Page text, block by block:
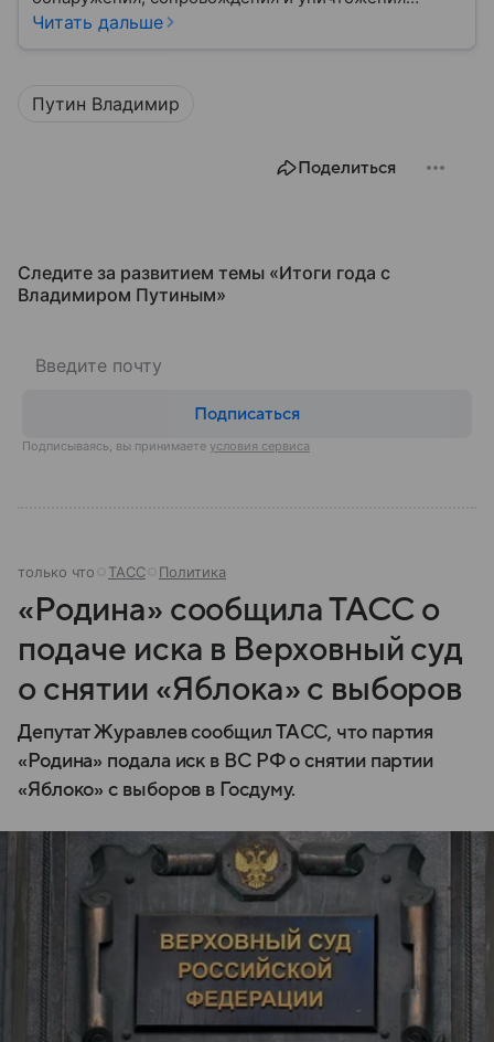
средств воздушного нападения. Современные
главное.
Читать дальше
Путин Владимир
Поделиться
Следите за развитием темы «Итоги года с
Владимиром Путиным»
Подписаться
Подписываясь, вы принимаете условия сервиса
только что ТАСС Политика
«Родина» сообщила ТАСС о
подаче иска в Верховный суд
о снятии «Яблока» с выборов
Депутат Журавлев сообщил ТАСС, что партия
«Родина» подала иск в ВС РФ о снятии партии
«Яблоко» с выборов в Госдуму.